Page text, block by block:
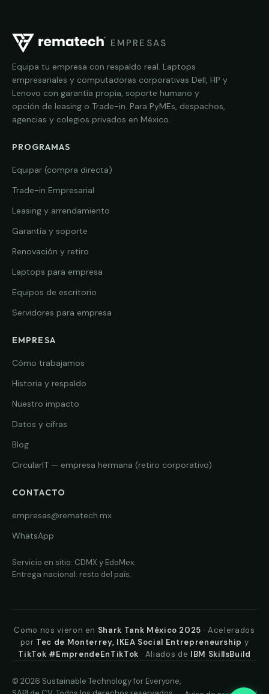
EMPRESAS
Equipa tu empresa con respaldo real. Laptops
empresariales y computadoras corporativas Dell, HP y
Lenovo con garantía propia, soporte humano y
opción de leasing o Trade-in. Para PyMEs, despachos,
agencias y colegios privados en México.
PROGRAMAS
Equipar (compra directa)
Trade-in Empresarial
Leasing y arrendamiento
Garantía y soporte
Renovación y retiro
Laptops para empresa
Equipos de escritorio
Servidores para empresa
EMPRESA
Cómo trabajamos
Historia y respaldo
Nuestro impacto
Datos y cifras
Blog
CircularIT — empresa hermana (retiro corporativo)
CONTACTO
empresas@rematech.mx
WhatsApp
Servicio en sitio: CDMX y EdoMex.
Entrega nacional: resto del país.
Como nos vieron en Shark Tank México 2025 · Acelerados
por Tec de Monterrey, IKEA Social Entrepreneurship y
TikTok #EmprendeEnTikTok · Aliados de IBM SkillsBuild
© 2026 Sustainable Technology for Everyone,